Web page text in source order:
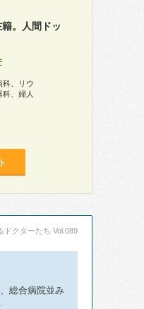
。人間ドッ
科、リウ
、婦人
ドクターたち Vol.089
総合病院並み